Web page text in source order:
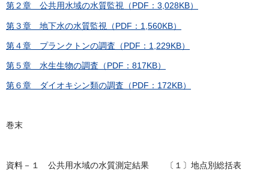
第２章 公共用水域の水質監視（PDF：3,028KB）
第３章 地下水の水質監視（PDF：1,560KB）
第４章 プランクトンの調査（PDF：1,229KB）
第５章 水生生物の調査（PDF：817KB）
第６章 ダイオキシン類の調査（PDF：172KB）
巻末
資料－１ 公共用水域の水質測定結果 〔１〕地点別総括表